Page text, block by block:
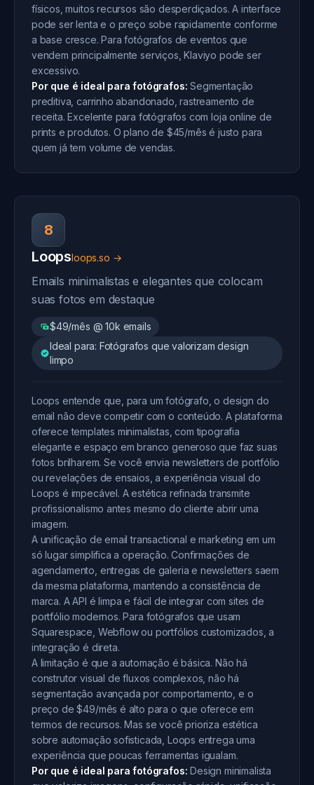
físicos, muitos recursos são desperdiçados. A interface
pode ser lenta e o preço sobe rapidamente conforme
a base cresce. Para fotógrafos de eventos que
vendem principalmente serviços, Klaviyo pode ser
excessivo.
Por que é ideal para fotógrafos: Segmentação
preditiva, carrinho abandonado, rastreamento de
receita. Excelente para fotógrafos com loja online de
prints e produtos. O plano de $45/mês é justo para
quem já tem volume de vendas.
8
Loopsloops.so →
Emails minimalistas e elegantes que colocam
suas fotos em destaque
$49/mês @ 10k emails
Ideal para: Fotógrafos que valorizam design
limpo
Loops entende que, para um fotógrafo, o design do
email não deve competir com o conteúdo. A plataforma
oferece templates minimalistas, com tipografia
elegante e espaço em branco generoso que faz suas
fotos brilharem. Se você envia newsletters de portfólio
ou revelações de ensaios, a experiência visual do
Loops é impecável. A estética refinada transmite
profissionalismo antes mesmo do cliente abrir uma
imagem.
A unificação de email transactional e marketing em um
só lugar simplifica a operação. Confirmações de
agendamento, entregas de galeria e newsletters saem
da mesma plataforma, mantendo a consistência de
marca. A API é limpa e fácil de integrar com sites de
portfólio modernos. Para fotógrafos que usam
Squarespace, Webflow ou portfólios customizados, a
integração é direta.
A limitação é que a automação é básica. Não há
construtor visual de fluxos complexos, não há
segmentação avançada por comportamento, e o
preço de $49/mês é alto para o que oferece em
termos de recursos. Mas se você prioriza estética
sobre automação sofisticada, Loops entrega uma
experiência que poucas ferramentas igualam.
Por que é ideal para fotógrafos: Design minimalista